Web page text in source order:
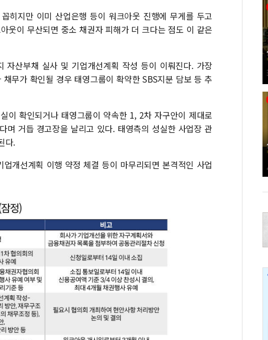
히지만 이미 산업은행 등이 워크아웃 진행에 무게를 두고
웃이 무산되면 중소 채권자 피해가 더 크다는 점도 이 같은
자산부채 실사 및 기업개선계획 작성 등이 이뤄진다. 가장
무가 확인될 경우 태영그룹이 확약한 SBS지분 담보 등 추
이 확인되거나 태영그룹이 약속한 1, 2차 자구안이 제대로
며 거듭 경고장을 날리고 있다. 태영측의 성실한 사업장 관
다.
개선계획 이행 약정 체결 등이 마무리되면 본격적인 사업